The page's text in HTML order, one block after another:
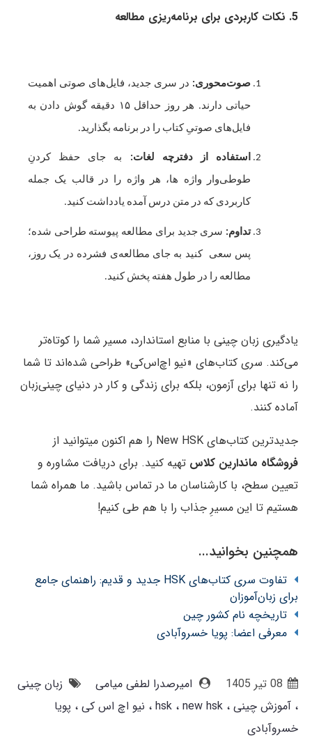
صوت‌محوری:در سری جدید، فایل‌های صوتی اهمیت
حیاتی دارند. هر روز حداقل ۱۵ دقیقه گوش دادن به
فایل‌های صوتیِ کتاب را در برنامه بگذارید.
استفاده از دفترچه لغات:به جای حفظ کردنِ
طوطی‌وار واژه ها، هر واژه را در قالب یک جمله
کاربردی که در متن درس آمده یادداشت کنید.
تداوم:سری جدید برای مطالعه پیوسته طراحی شده؛
پس سعی کنید به جای مطالعه‌ی فشرده در یک روز،
مطالعه را در طول هفته پخش کنید.
یادگیری زبان چینی با منابع استاندارد، مسیر شما را کوتاه‌تر
می‌کند. سری کتاب‌های «نیو اچ‌اس‌کی» طراحی شده‌اند تا شما
را نه تنها برای آزمون، بلکه برای زندگی و کار در دنیای چینی‌زبان
آماده کنند.
جدیدترین کتاب‌های New HSK را هم اکنون میتوانید از
فروشگاه ماندارین کلاستهیه کنید. برای دریافت مشاوره و
تعیین سطح، با کارشناسان ما در تماس باشید. ما همراه شما
هستیم تا این مسیرِ جذاب را با هم طی کنیم!
همچنین بخوانید...
تفاوت سری کتاب‌های HSK جدید و قدیم: راهنمای جامع
برای زبان‌آموزان
تاریخچه نام کشور چین
معرفی اعضا: پویا خسروآبادی
08 تير 1405 امیرصدرا لطفی میامی
زبان چینی
آموزش چینی
hsk new hsk نیو اچ اس کی پویا
خسروآبادی